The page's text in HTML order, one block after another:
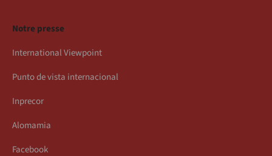
Notre presse
International Viewpoint
Punto de vista internacional
Inprecor
Alomamia
Facebook